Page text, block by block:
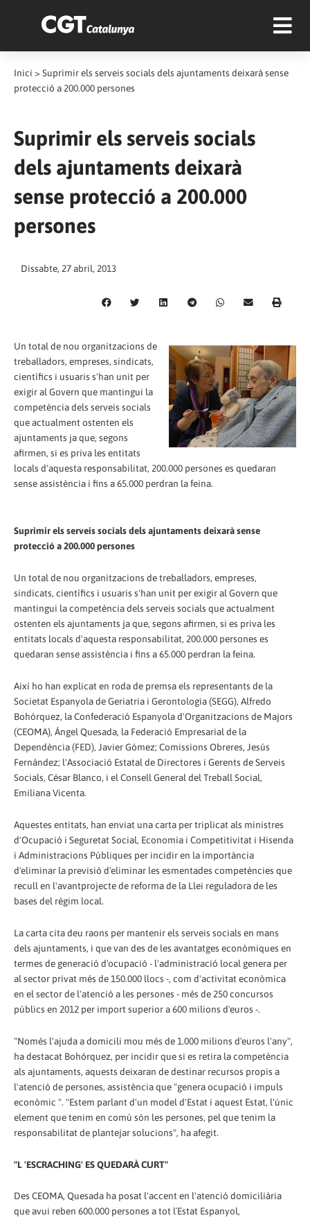
Inici > Suprimir els serveis socials dels ajuntaments deixarà sense
protecció a 200.000 persones
Suprimir els serveis socials
dels ajuntaments deixarà
sense protecció a 200.000
persones
Dissabte, 27 abril, 2013
Un total de nou organitzacions de
treballadors, empreses, sindicats,
científics i usuaris s'han unit per
exigir al Govern que mantingui la
competència dels serveis socials
que actualment ostenten els
ajuntaments ja que, segons
afirmen, si es priva les entitats
locals d'aquesta responsabilitat, 200.000 persones es quedaran
sense assistència i fins a 65.000 perdran la feina.
Suprimir els serveis socials dels ajuntaments deixarà sense
protecció a 200.000 persones
Un total de nou organitzacions de treballadors, empreses,
sindicats, científics i usuaris s'han unit per exigir al Govern que
mantingui la competència dels serveis socials que actualment
ostenten els ajuntaments ja que, segons afirmen, si es priva les
entitats locals d'aquesta responsabilitat, 200.000 persones es
quedaran sense assistència i fins a 65.000 perdran la feina.
Així ho han explicat en roda de premsa els representants de la
Societat Espanyola de Geriatria i Gerontologia (SEGG), Alfredo
Bohórquez, la Confederació Espanyola d'Organitzacions de Majors
(CEOMA), Ángel Quesada, la Federació Empresarial de la
Dependència (FED), Javier Gómez; Comissions Obreres, Jesús
Fernández; l'Associació Estatal de Directores i Gerents de Serveis
Socials, César Blanco, i el Consell General del Treball Social,
Emiliana Vicenta.
Aquestes entitats, han enviat una carta per triplicat als ministres
d'Ocupació i Seguretat Social, Economia i Competitivitat i Hisenda
i Administracions Públiques per incidir en la importància
d'eliminar la previsió d'eliminar les esmentades competències que
recull en l'avantprojecte de reforma de la Llei reguladora de les
bases del règim local.
La carta cita deu raons per mantenir els serveis socials en mans
dels ajuntaments, i que van des de les avantatges econòmiques en
termes de generació d'ocupació - l'administració local genera per
al sector privat més de 150.000 llocs -, com d'activitat econòmica
en el sector de l'atenció a les persones - més de 250 concursos
públics en 2012 per import superior a 600 milions d'euros -.
"Només l'ajuda a domicili mou més de 1.000 milions d'euros l'any",
ha destacat Bohórquez, per incidir que si es retira la competència
als ajuntaments, aquests deixaran de destinar recursos propis a
l'atenció de persones, assistència que "genera ocupació i impuls
econòmic ". "Estem parlant d'un model d'Estat i aquest Estat, l'únic
element que tenim en comú són les persones, pel que tenim la
responsabilitat de plantejar solucions", ha afegit.
"L 'ESCRACHING' ES QUEDARÀ CURT"
Des CEOMA, Quesada ha posat l'accent en l'atenció domiciliària
que avui reben 600.000 persones a tot l´Estat Espanyol,